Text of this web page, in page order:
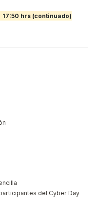
17:50 hrs (continuado)
del Cyber Day